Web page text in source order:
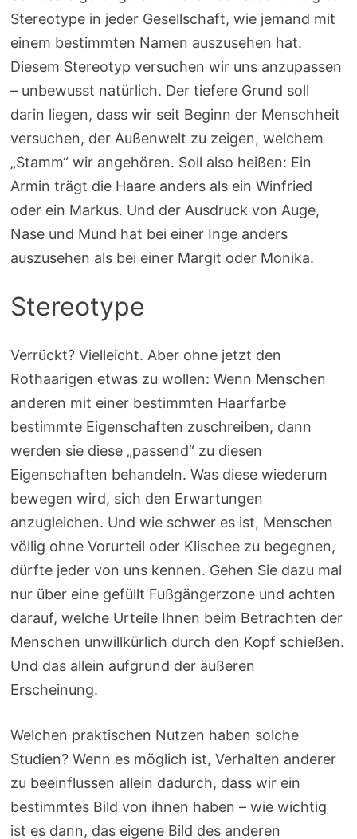
Stereotype in jeder Gesellschaft, wie jemand mit
einem bestimmten Namen auszusehen hat.
Diesem Stereotyp versuchen wir uns anzupassen
– unbewusst natürlich. Der tiefere Grund soll
darin liegen, dass wir seit Beginn der Menschheit
versuchen, der Außenwelt zu zeigen, welchem
„Stamm“ wir angehören. Soll also heißen: Ein
Armin trägt die Haare anders als ein Winfried
oder ein Markus. Und der Ausdruck von Auge,
Nase und Mund hat bei einer Inge anders
auszusehen als bei einer Margit oder Monika.
Stereotype
Verrückt? Vielleicht. Aber ohne jetzt den
Rothaarigen etwas zu wollen: Wenn Menschen
anderen mit einer bestimmten Haarfarbe
bestimmte Eigenschaften zuschreiben, dann
werden sie diese „passend“ zu diesen
Eigenschaften behandeln. Was diese wiederum
bewegen wird, sich den Erwartungen
anzugleichen. Und wie schwer es ist, Menschen
völlig ohne Vorurteil oder Klischee zu begegnen,
dürfte jeder von uns kennen. Gehen Sie dazu mal
nur über eine gefüllt Fußgängerzone und achten
darauf, welche Urteile Ihnen beim Betrachten der
Menschen unwillkürlich durch den Kopf schießen.
Und das allein aufgrund der äußeren
Erscheinung.
Welchen praktischen Nutzen haben solche
Studien? Wenn es möglich ist, Verhalten anderer
zu beeinflussen allein dadurch, dass wir ein
bestimmtes Bild von ihnen haben – wie wichtig
ist es dann, das eigene Bild des anderen